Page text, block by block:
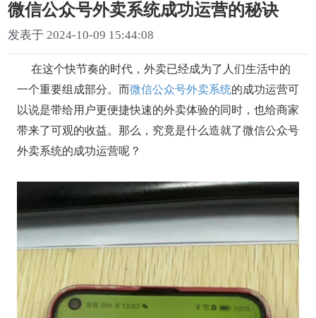
微信公众号外卖系统成功运营的秘诀
发表于 2024-10-09 15:44:08
在这个快节奏的时代，外卖已经成为了人们生活中的
一个重要组成部分。而微信公众号外卖系统的成功运营可
以说是带给用户更便捷快速的外卖体验的同时，也给商家
带来了可观的收益。那么，究竟是什么造就了微信公众号
外卖系统的成功运营呢？